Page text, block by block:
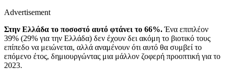
Advertisement
Στην Ελλάδα το ποσοστό αυτό φτάνει το 66%.Ένα επιπλέον
39% (29% για την Ελλάδα) δεν έχουν δει ακόμη το βιοτικό τους
επίπεδο να μειώνεται, αλλά αναμένουν ότι αυτό θα συμβεί το
επόμενο έτος, δημιουργώντας μια μάλλον ζοφερή προοπτική για το
2023.